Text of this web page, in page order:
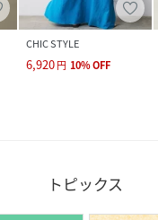
CHIC STYLE
6,920円 10%OFF
トピックス